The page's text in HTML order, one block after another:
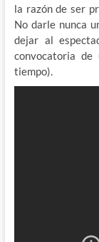
la razón de ser
No darle nunca
dejar al
convocatoria
tiempo).